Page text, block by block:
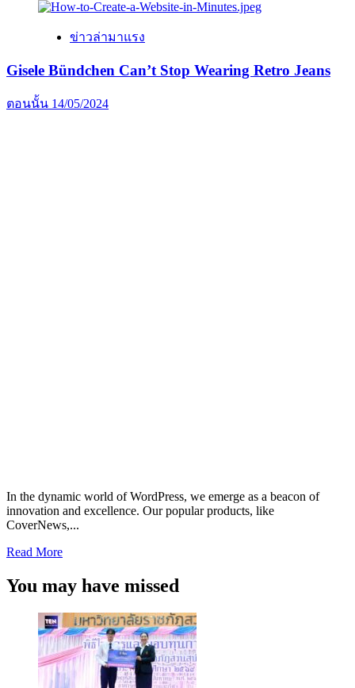
ข่าวล่ามาแรง
Gisele Bündchen Can’t Stop Wearing Retro Jeans
ตอนนั้น 14/05/2024
In the dynamic world of WordPress, we emerge as a beacon of
innovation and excellence. Our popular products, like
CoverNews,...
Read MoreRead
about
Gisele
Can’t
Stop
Wearing
Retro
Jeans
You may have missed